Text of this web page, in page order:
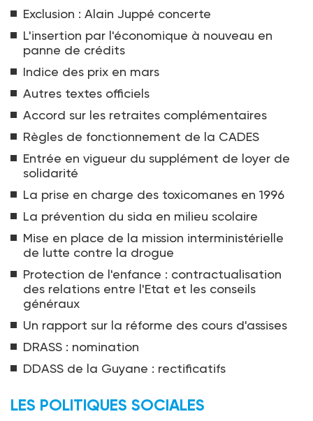
Exclusion : Alain Juppé concerte
L'insertion par l'économique à nouveau en
panne de crédits
Indice des prix en mars
Autres textes officiels
Accord sur les retraites complémentaires
Règles de fonctionnement de la CADES
Entrée en vigueur du supplément de loyer de
solidarité
La prise en charge des toxicomanes en 1996
La prévention du sida en milieu scolaire
Mise en place de la mission interministérielle
de lutte contre la drogue
Protection de l'enfance : contractualisation
des relations entre l'Etat et les conseils
généraux
Un rapport sur la réforme des cours d'assises
DRASS : nomination
DDASS de la Guyane : rectificatifs
LES POLITIQUES SOCIALES